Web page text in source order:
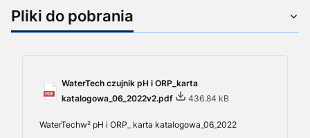
Pliki do pobrania
WaterTech czujnik pH i ORP_karta
katalogowa_06_2022v2.pdf
436.84 kB
WaterTechw² pH i ORP_ karta katalogowa_06_2022